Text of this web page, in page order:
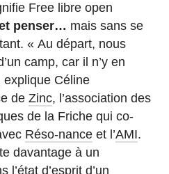
Free libre open
penser… mais sans se
« Au départ, nous
camp, car il n’y en
explique Céline
deZinc, l’association des
de la Friche qui co-
Réso-nance et l’AMI.
davantage à un
d’esprit d’un